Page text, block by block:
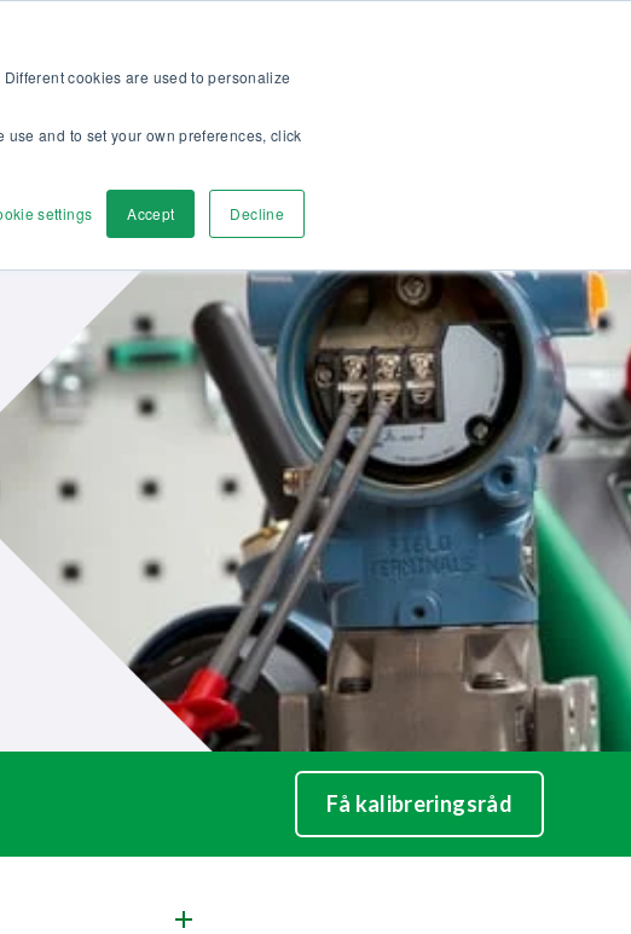
cookies are used to personalize
and to set your own preferences, click
settings Accept Decline
Få kalibreringsråd